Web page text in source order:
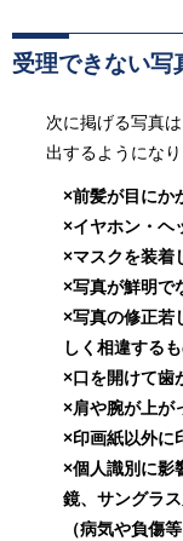
受理できない写
次に掲げる写真
出するようになり
×前髪が目にか
×イヤホン・ヘ
×マスクを装着
×写真が鮮明で
×写真の修正若
しく相違する
×口を開けて歯
×肩や腕が上が
×印画紙以外に
×個人識別に影
鏡、サングラ
（病気や負傷